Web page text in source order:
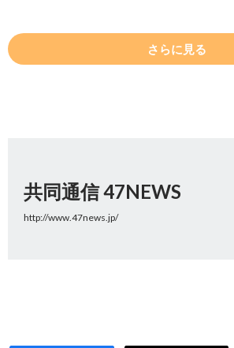
さらに見る
共同通信 47NEWS
http://www.47news.jp/